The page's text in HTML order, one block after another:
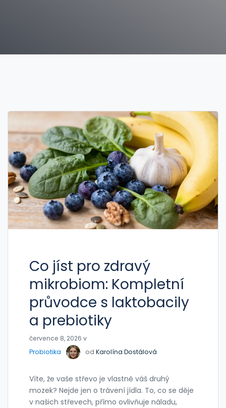
Co jíst pro zdravý
mikrobiom: Kompletní
průvodce s laktobacily
a prebiotiky
července 8, 2026 v
Probiotika
od Karolína Dostálová
Víte, že vaše střevo je vlastně váš druhý
mozek? Nejde jen o trávení jídla. To, co se děje
v našich střevech, přímo ovlivňuje náladu,